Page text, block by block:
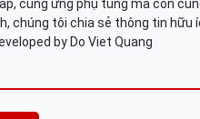
cung ứng phụ tùng mà còn
chúng tôi chia sẻ thông tin hữu
by Do Viet Quang